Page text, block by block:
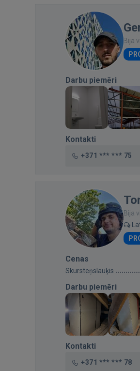
Bija
Darbu piemēri
Kontakti
+371 *** *** 75
Bija
Cenas
Skursteņslauķis
Darbu piemēri
Kontakti
+371 *** *** 78